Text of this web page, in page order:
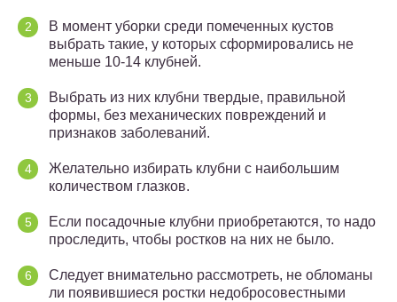
В момент уборки среди помеченных кустов
выбрать такие, у которых сформировались не
меньше 10-14 клубней.
Выбрать из них клубни твердые, правильной
формы, без механических повреждений и
признаков заболеваний.
Желательно избирать клубни с наибольшим
количеством глазков.
Если посадочные клубни приобретаются, то надо
проследить, чтобы ростков на них не было.
Следует внимательно рассмотреть, не обломаны
ли появившиеся ростки недобросовестными